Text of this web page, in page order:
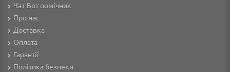
Чат-Бот помічник
Про нас
Доставка
Оплата
Гарантії
Політика безпеки